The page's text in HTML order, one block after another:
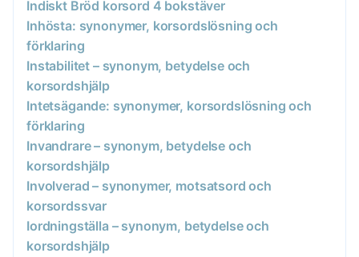
Indiskt Bröd korsord 4 bokstäver
Inhösta: synonymer, korsordslösning och
förklaring
Instabilitet – synonym, betydelse och
korsordshjälp
Intetsägande: synonymer, korsordslösning och
förklaring
Invandrare – synonym, betydelse och
korsordshjälp
Involverad – synonymer, motsatsord och
korsordssvar
Iordningställa – synonym, betydelse och
korsordshjälp